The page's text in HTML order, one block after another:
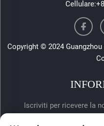
Cellulare:
Copyright © 2024
Iscriviti per ricevere la